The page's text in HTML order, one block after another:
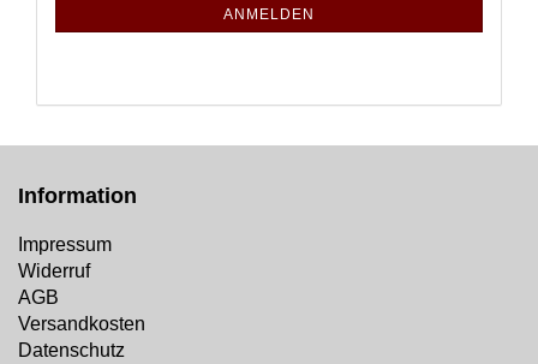
ANMELDEN
Information
Impressum
Widerruf
AGB
Versandkosten
Datenschutz